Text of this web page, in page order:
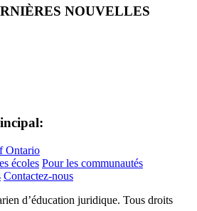
NOUVELLES
écoles Pour les communautés
Contactez-nous
d’éducation juridique. Tous droits